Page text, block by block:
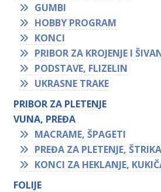
GUMBI
HOBBY PROGRAM
KONCI
PRIBOR ZA KROJENJE I
PODSTAVE, FLIZELIN
UKRASNE TRAKE
PRIBOR ZA PLETENJE
VUNA, PREĐA
MACRAME, ŠPAGETI
PREĐA ZA PLETENJE,
KONCI ZA HEKLANJE,
FOLIJE